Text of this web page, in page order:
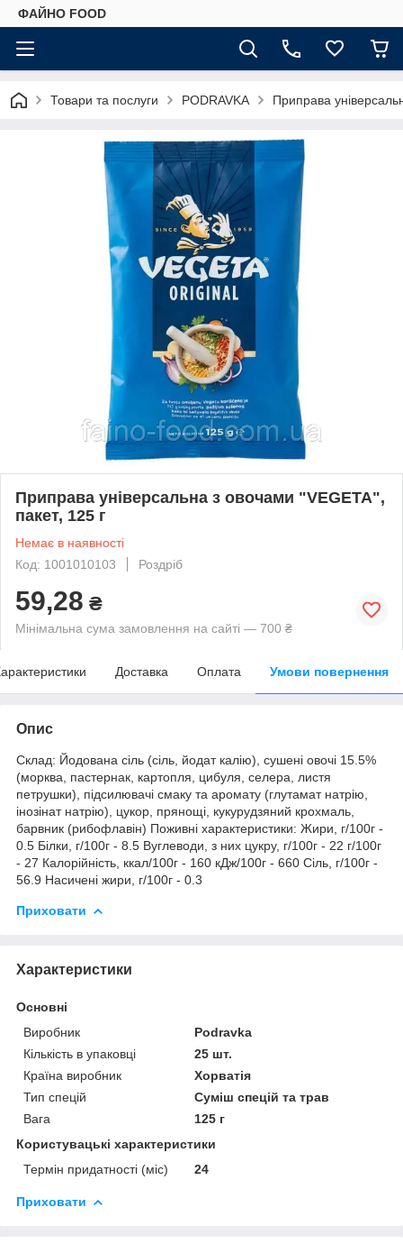
ФАЙНО FOOD
Товари та послуги PODRAVKA Приправа
Приправа універсальна з овочами "VEGETA",
пакет, 125 г
Немає в наявності
Код: 1001010103
Роздріб
59,28 ₴
Мінімальна сума замовлення на сайті — 700 ₴
Доставка Оплата Умови повернення
Опис
Склад: Йодована сіль (сіль, йодат калію), сушені овочі 15.5%
(морква, пастернак, картопля, цибуля, селера, листя
петрушки), підсилювачі смаку та аромату (глутамат натрію,
інозінат натрію), цукор, прянощі, кукурудзяний крохмаль,
барвник (рибофлавін) Поживні характеристики: Жири, г/100г -
0.5 Білки, г/100г - 8.5 Вуглеводи, з них цукру, г/100г - 22 г/100г
- 27 Калорійність, ккал/100г - 160 кДж/100г - 660 Сіль, г/100г -
56.9 Насичені жири, г/100г - 0.3
Приховати
Характеристики
Основні
Виробник
Podravka
Кількість в упаковці
25 шт.
Країна виробник
Хорватія
Тип спецій
Суміш спецій та трав
Вага
125 г
Користувацькі характеристики
Термін придатності (міс)
24
Приховати